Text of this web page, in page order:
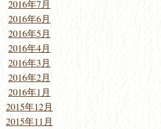
2016年7月
2016年6月
2016年5月
2016年4月
2016年3月
2016年2月
2016年1月
2015年12月
2015年11月